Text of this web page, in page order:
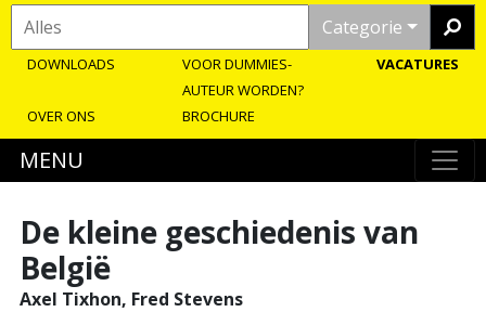
Categorie
DOWNLOADS
VOOR DUMMIES-
AUTEUR WORDEN?
VACATURES
OVER ONS BROCHURE
MENU
De kleine geschiedenis van
België
Axel Tixhon, Fred Stevens